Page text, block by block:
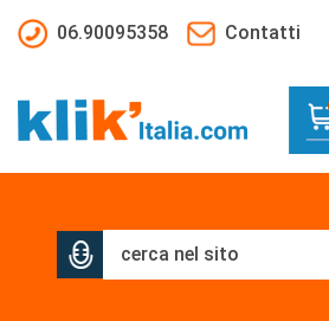
06.90095358
Contatti